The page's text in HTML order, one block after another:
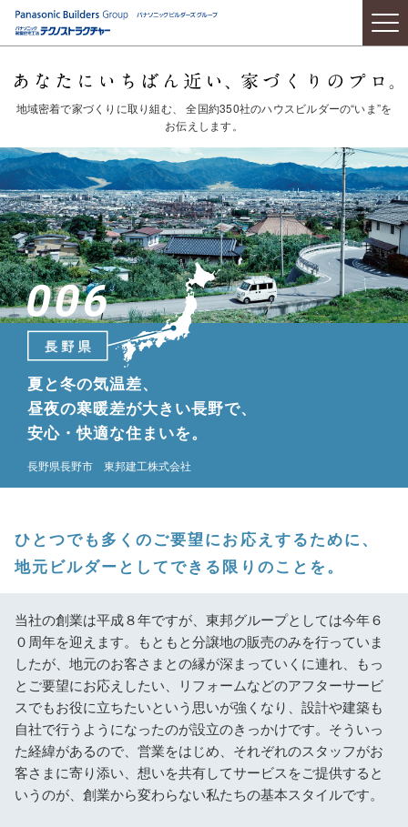
地域密着で家づくりに取り組む、 全国約350社のハウスビルダーの“いま”を
お伝えします。
夏と冬の気温差、
昼夜の寒暖差が大きい長野で、
安心・快適な住まいを。
長野県長野市 東邦建工株式会社
ひとつでも多くのご要望にお応えするために、
地元ビルダーとしてできる限りのことを。
当社の創業は平成８年ですが、東邦グループとしては今年６
０周年を迎えます。もともと分譲地の販売のみを行っていま
したが、地元のお客さまとの縁が深まっていくに連れ、もっ
とご要望にお応えしたい、リフォームなどのアフターサービ
スでもお役に立ちたいという思いが強くなり、設計や建築も
自社で行うようになったのが設立のきっかけです。そういっ
た経緯があるので、営業をはじめ、それぞれのスタッフがお
客さまに寄り添い、想いを共有してサービスをご提供すると
いうのが、創業から変わらない私たちの基本スタイルです。